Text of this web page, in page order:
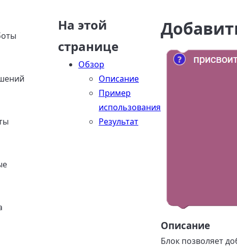
На этой
странице
Обзор
Описание
Пример
использования
Результат
Описание
Блок позволяет